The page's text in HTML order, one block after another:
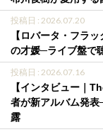
投稿日 : 2026.07.20
【ロバータ・フラ
の才媛─ライブ盤で
投稿日 : 2026.07.16
【インタビュー｜
者が新アルバム発
露